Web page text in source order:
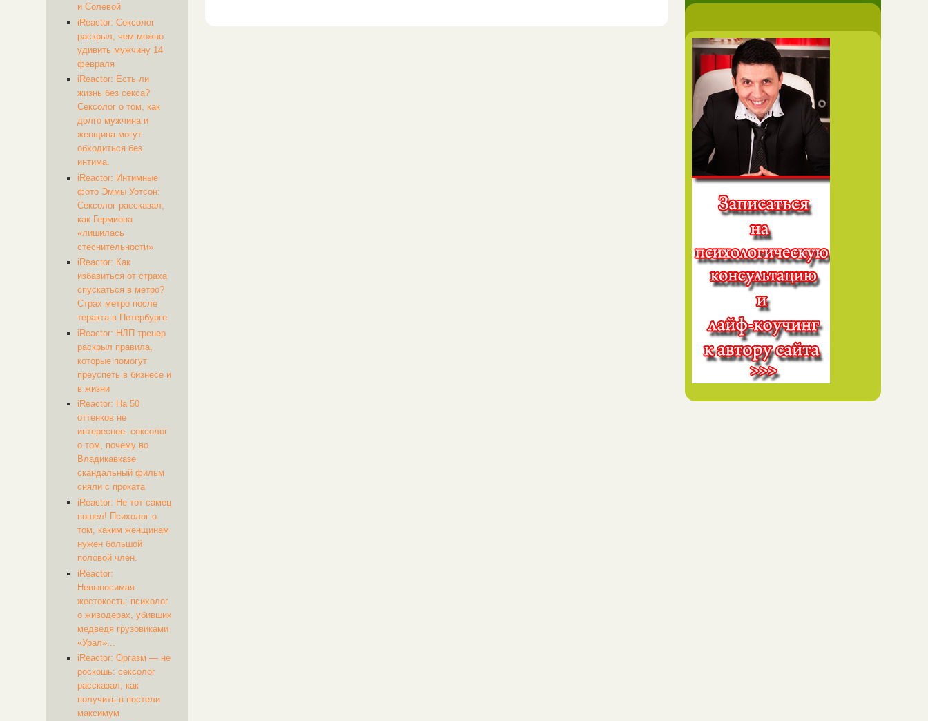
и Солевой
iReactor: Сексолог
раскрыл, чем можно
удивить мужчину 14
февраля
iReactor: Есть ли
жизнь без секса?
Сексолог о том, как
долго мужчина и
женщина могут
обходиться без
интима.
iReactor: Интимные
фото Эммы Уотсон:
Сексолог рассказал,
как Гермиона
«лишилась
стеснительности»
iReactor: Как
избавиться от страха
спускаться в метро?
Страх метро после
теракта в Петербурге
iReactor: НЛП тренер
раскрыл правила,
которые помогут
преуспеть в бизнесе и
в жизни
iReactor: На 50
оттенков не
интереснее: сексолог
о том, почему во
Владикавказе
скандальный фильм
сняли с проката
iReactor: Не тот самец
пошел! Психолог о
том, каким женщинам
нужен большой
половой член.
iReactor:
Невыносимая
жестокость: психолог
о живодерах, убивших
медведя грузовиками
«Урал»...
iReactor: Оргазм — не
роскошь: сексолог
рассказал, как
получить в постели
максимум